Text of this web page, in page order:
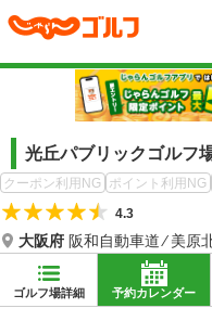
光丘パブリックゴルフ
クーポン利用NG
ポイント利用NG
4.3
大阪府 阪和自動車道 ⁄ 美原
ゴルフ場詳細 予約カレンダー